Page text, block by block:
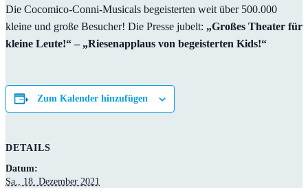
Die Cocomico-Conni-Musicals begeisterten weit über 500.000
kleine und große Besucher! Die Presse jubelt: „Großes Theater für
kleine Leute!“ – „Riesenapplaus von begeisterten Kids!“
Zum Kalender hinzufügen
DETAILS
Datum:
Sa., 18. Dezember 2021